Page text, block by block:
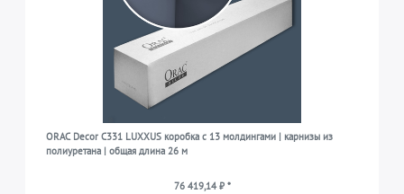
ORAC Decor C331 LUXXUS коробка с 13 молдингами | карнизы из
полиуретана | общая длина 26 м
76 419,14 ₽ *